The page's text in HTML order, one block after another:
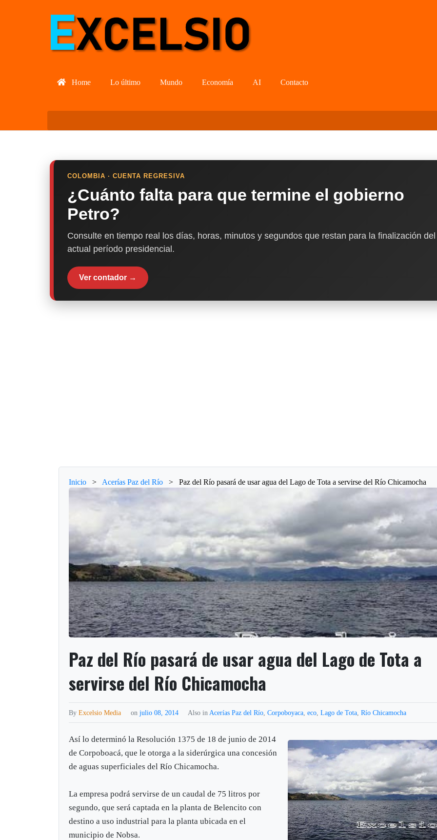
Home Lo último Mundo Economía AI Contacto
COLOMBIA · CUENTA REGRESIVA
¿Cuánto falta para que termine el gobierno
Petro?
Consulte en tiempo real los días, horas, minutos y segundos que restan para la finalización del
actual período presidencial.
Ver contador →
Inicio > Acerías Paz del Río > Paz del Río pasará de usar agua del Lago de Tota a servirse del Río Chicamocha
Paz del Río pasará de usar agua del Lago de Tota a
servirse del Río Chicamocha
ByExcelsio Media onjulio 08, 2014 Also in Acerías Paz del Río ,Corpoboyaca ,eco ,Lago de Tota ,Río Chicamocha
Así lo determinó la Resolución 1375 de 18 de junio de 2014
de Corpoboacá, que le otorga a la siderúrgica una concesión
de aguas superficiales del Río Chicamocha.
La empresa podrá servirse de un caudal de 75 litros por
segundo, que será captada en la planta de Belencito con
destino a uso industrial para la planta ubicada en el
municipio de Nobsa.